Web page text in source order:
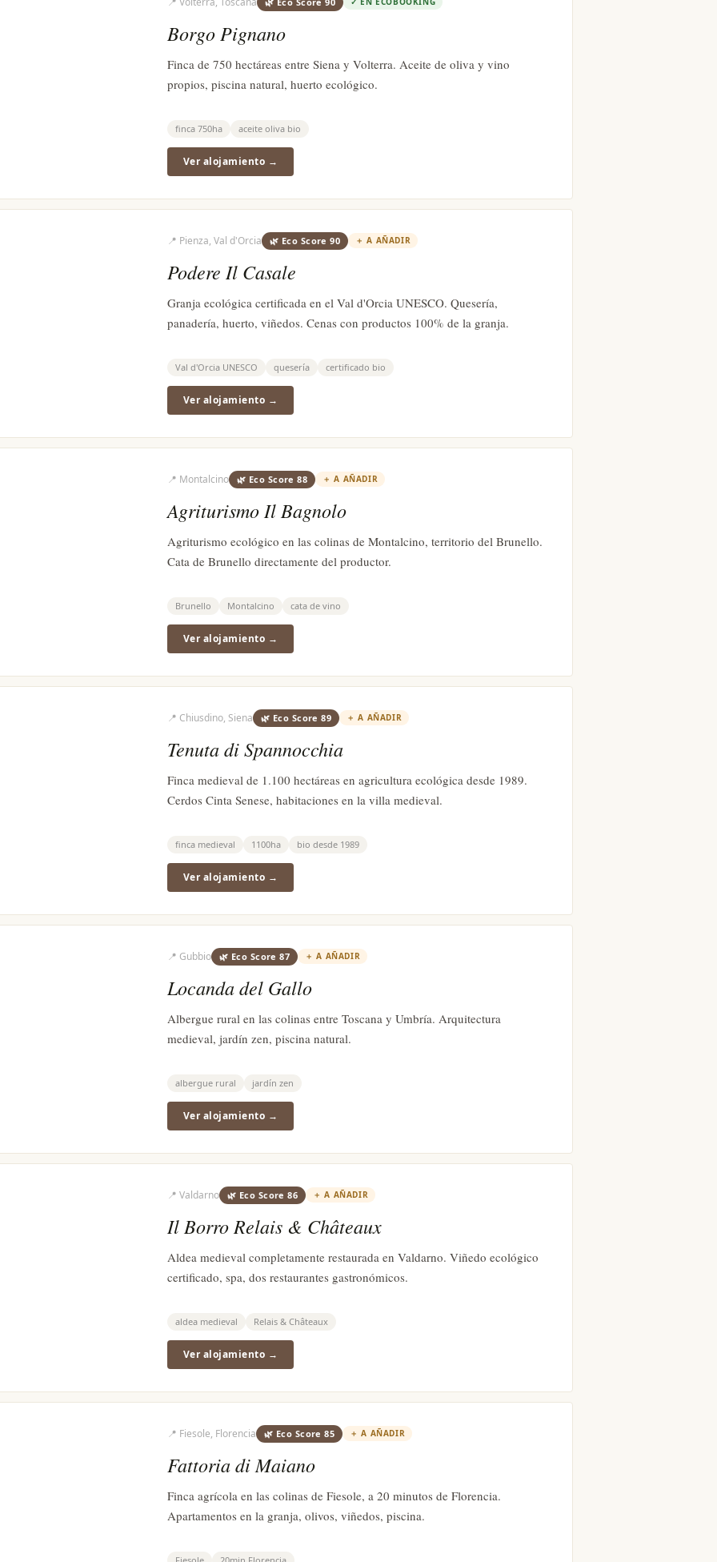
Borgo Pignano
Finca de 750 hectáreas entre Siena y Volterra. Aceite de oliva y vino
propios, piscina natural, huerto ecológico.
finca 750ha aceite oliva bio
Ver alojamiento →
📍 Pienza, Val d'Orcia 🌿 Eco Score90 ＋A AÑADIR
Podere Il Casale
Granja ecológica certificada en el Val d'Orcia UNESCO. Quesería,
panadería, huerto, viñedos. Cenas con productos 100% de la granja.
Val d'Orcia UNESCO quesería certificado bio
Ver alojamiento →
📍 Montalcino 🌿 Eco Score88 ＋A AÑADIR
Agriturismo Il Bagnolo
Agriturismo ecológico en las colinas de Montalcino, territorio del Brunello.
Cata de Brunello directamente del productor.
Brunello Montalcino cata de vino
Ver alojamiento →
📍 Chiusdino, Siena 🌿 Eco Score89 ＋A AÑADIR
Tenuta di Spannocchia
Finca medieval de 1.100 hectáreas en agricultura ecológica desde 1989.
Cerdos Cinta Senese, habitaciones en la villa medieval.
finca medieval 1100ha bio desde 1989
Ver alojamiento →
📍 Gubbio 🌿 Eco Score87 ＋A AÑADIR
Locanda del Gallo
Albergue rural en las colinas entre Toscana y Umbría. Arquitectura
medieval, jardín zen, piscina natural.
albergue rural jardín zen
Ver alojamiento →
📍 Valdarno 🌿 Eco Score86 ＋A AÑADIR
Il Borro Relais & Châteaux
Aldea medieval completamente restaurada en Valdarno. Viñedo ecológico
certificado, spa, dos restaurantes gastronómicos.
aldea medieval Relais & Châteaux
Ver alojamiento →
📍 Fiesole, Florencia 🌿 Eco Score85 ＋A AÑADIR
Fattoria di Maiano
Finca agrícola en las colinas de Fiesole, a 20 minutos de Florencia.
Apartamentos en la granja, olivos, viñedos, piscina.